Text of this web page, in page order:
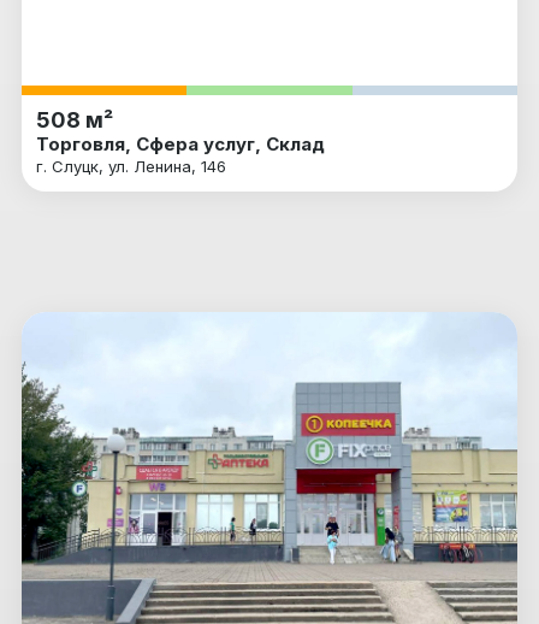
508 м²
Торговля, Сфера услуг, Склад
г. Слуцк, ул. Ленина, 146